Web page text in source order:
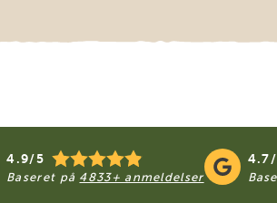
4.9/5
Baseret på 4833+ anmeldelser